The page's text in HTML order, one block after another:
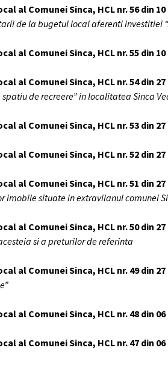
al Comunei Sinca, HCL nr. 56 din
de la bugetul local aferenti investitiei
al Comunei Sinca, HCL nr. 55 din
al Comunei Sinca, HCL nr. 54 din
spatiu de recreere” in localitatea Sinca
al Comunei Sinca, HCL nr. 53 din
al Comunei Sinca, HCL nr. 52 din
al Comunei Sinca, HCL nr. 51 din
imobile situate in extravilanul comunei
al Comunei Sinca, HCL nr. 50 din
si a preturilor de referinta
al Comunei Sinca, HCL nr. 49 din
al Comunei Sinca, HCL nr. 48 din
al Comunei Sinca, HCL nr. 47 din